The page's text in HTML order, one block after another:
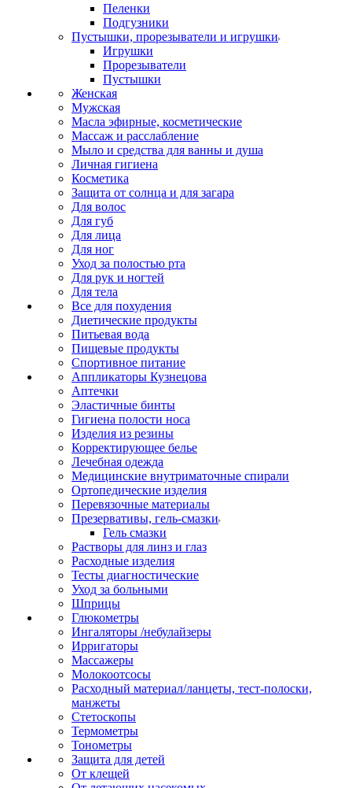
Пеленки
Подгузники
Пустышки, прорезыватели и игрушки
Игрушки
Прорезыватели
Пустышки
Женская
Мужская
Масла эфирные, косметические
Массаж и расслабление
Мыло и средства для ванны и душа
Личная гигиена
Косметика
Защита от солнца и для загара
Для волос
Для губ
Для лица
Для ног
Уход за полостью рта
Для рук и ногтей
Для тела
Все для похудения
Диетические продукты
Питьевая вода
Пищевые продукты
Спортивное питание
Аппликаторы Кузнецова
Аптечки
Эластичные бинты
Гигиена полости носа
Изделия из резины
Корректирующее белье
Лечебная одежда
Медицинские внутриматочные спирали
Ортопедические изделия
Перевязочные материалы
Презервативы, гель-смазки
Гель смазки
Растворы для линз и глаз
Расходные изделия
Тесты диагностические
Уход за больными
Шприцы
Глюкометры
Ингаляторы /небулайзеры
Ирригаторы
Массажеры
Молокоотсосы
Расходный материал/ланцеты, тест-полоски,
манжеты
Стетоскопы
Термометры
Тонометры
Защита для детей
От клещей